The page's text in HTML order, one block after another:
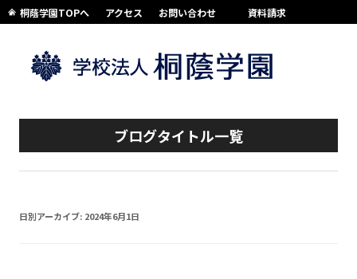
桐蔭学園TOPへ アクセス お問い合わせ 資料請求
ブログタイトル一覧
日別アーカイブ: 2024年6月1日